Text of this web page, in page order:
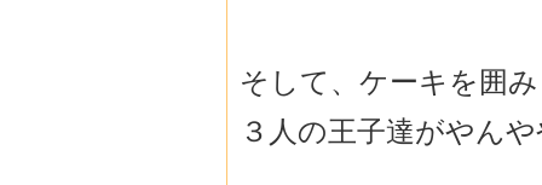
そして、ケーキを囲
３人の王子達がやん